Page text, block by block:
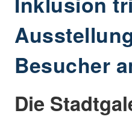
Besucher
Die